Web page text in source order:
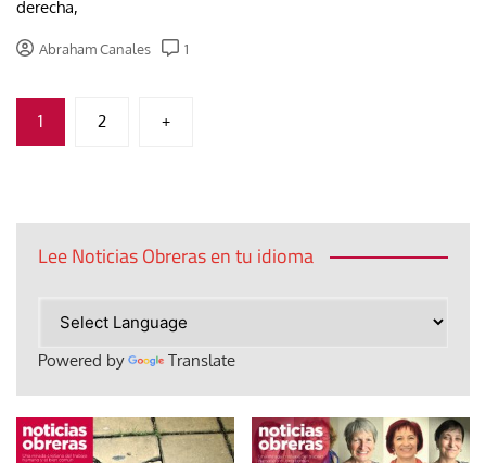
derecha,
Abraham Canales 1
Paginación
de
1 2 +
Lee Noticias Obreras en tu idioma
Powered by Translate